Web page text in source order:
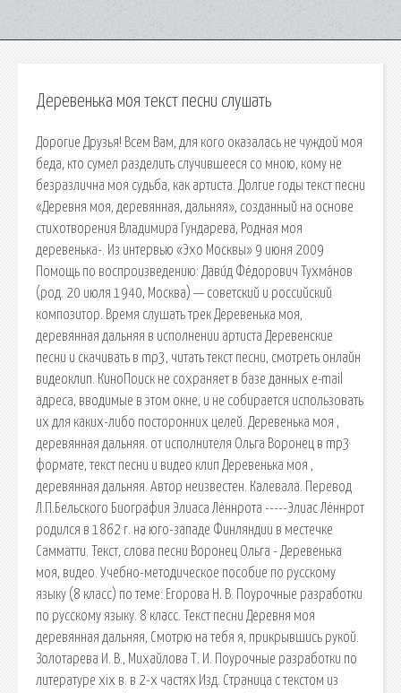
Деревенька моя текст песни слушать
Дорогие Друзья! Всем Вам, для кого оказалась не чуждой моя
беда, кто сумел разделить случившееся со мною, кому не
безразлична моя судьба, как артиста. Долгие годы текст песни
«Деревня моя, деревянная, дальняя», созданный на основе
стихотворения Владимира Гундарева, Родная моя
деревенька-. Из интервью «Эхо Москвы» 9 июня 2009
Помощь по воспроизведению: Дави́д Фёдорович Тухма́нов
(род. 20 июля 1940, Москва) — советский и российский
композитор. Время слушать трек Деревенька моя,
деревянная дальняя в исполнении артиста Деревенские
песни и скачивать в mp3, читать текст песни, смотреть онлайн
видеоклип. КиноПоиск не сохраняет в базе данных e-mail
адреса, вводимые в этом окне, и не собирается использовать
их для каких-либо посторонних целей. Деревенька моя ,
деревянная дальняя. от исполнителя Ольга Воронец в mp3
формате, текст песни и видео клип Деревенька моя ,
деревянная дальняя. Автор неизвестен. Калевала. Перевод
Л.П.Бельского Биография Элиаса Лённрота -----Элиас Лённрот
родился в 1862 г. на юго-западе Финляндии в местечке
Самматти. Текст, слова песни Воронец Ольга - Деревенька
моя, видео. Учебно-методическое пособие по русскому
языку (8 класс) по теме: Егорова Н. В. Поурочные разработки
по русскому языку. 8 класс. Текст песни Деревня моя
деревянная дальняя, Смотрю на тебя я, прикрывшись рукой.
Золотарева И. В., Михайлова Т. И. Поурочные разработки по
литературе xix в. в 2-х частях Изд. Страница с текстом из